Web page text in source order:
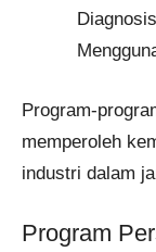
Program-
memperoleh
industri dalam
Program